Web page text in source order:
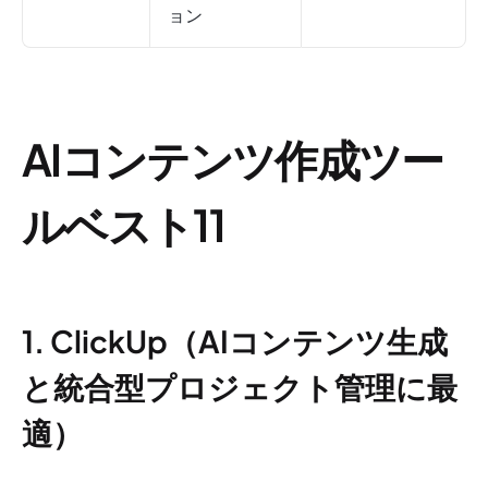
ョン
AIコンテンツ作成ツー
ルベスト11
1. ClickUp（AIコンテンツ生成
と統合型プロジェクト管理に最
適）